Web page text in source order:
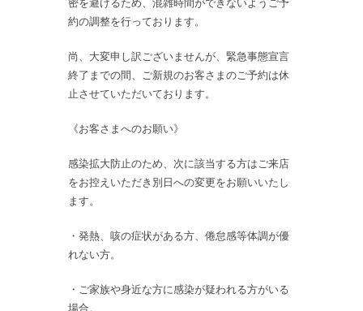
密を避けるため、混雑時間ができないようご予
約の調整を行っております。
尚、大変申し訳ございませんが、緊急事態宣言
終了までの間、ご新規のお客さまのご予約は休
止させていただいております。
《お客さまへのお願い》
感染拡大防止のため、次に該当する方はご来店
をお控えいただき別日への変更をお願いいたし
ます。
・発熱、咳の症状がある方、倦怠感等体調が優
れない方。
・ご家族や身近な方に感染が疑われる方がいる
場合。